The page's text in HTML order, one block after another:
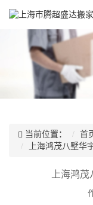
当前位置：
首
上海鸿茂八墅华
上海鸿茂